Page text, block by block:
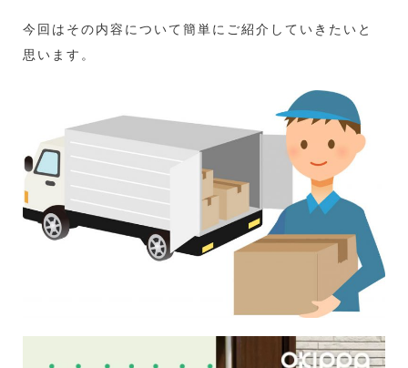
今回はその内容について簡単にご紹介していきたいと
思います。